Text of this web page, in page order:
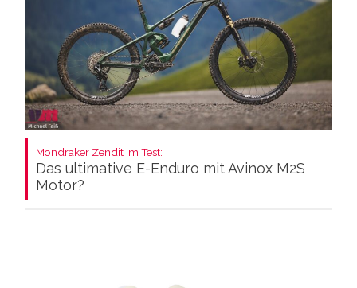
Mondraker Zendit im Test:
Das ultimative E-Enduro mit Avinox M2S
Motor?